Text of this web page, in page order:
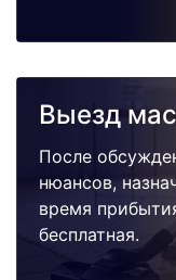
Выезд
После
нюансов,
время
бесплатная.